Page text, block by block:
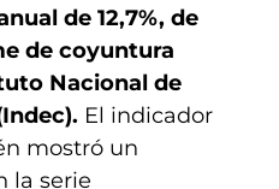
de 12,7%, de
de coyuntura
Nacional de
El indicador
mostró un
la serie